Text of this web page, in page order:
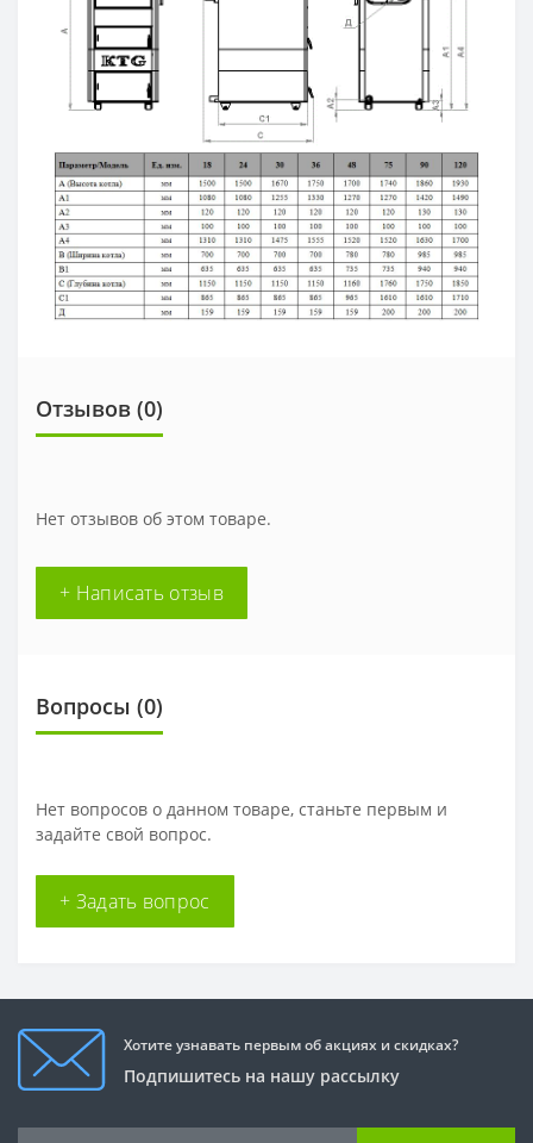
Отзывов (0)
Нет отзывов об этом товаре.
+ Написать отзыв
Вопросы (0)
Нет вопросов о данном товаре, станьте первым и
задайте свой вопрос.
+ Задать вопрос
Хотите узнавать первым об акциях и скидках?
Подпишитесь на нашу рассылку